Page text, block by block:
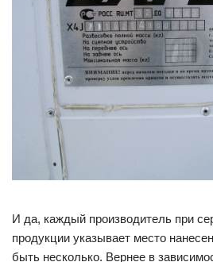
И да, каждый производитель при
продукции указывает место
быть несколько. Вернее в